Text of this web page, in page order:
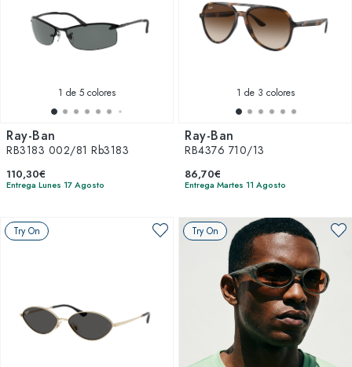
1 de 5 colores
Ray-Ban
RB3183 002/81 Rb3183
110,30€
Entrega Lunes 17 Agosto
1 de 3 colores
Ray-Ban
RB4376 710/13
86,70€
Entrega Martes 11 Agosto
Try On Try On